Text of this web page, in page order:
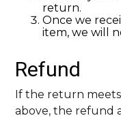
return.
Once we
item, we will
Refund
If the return
above, the refund